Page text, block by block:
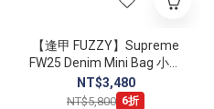
【逢甲 FUZZY】Supreme
FW25 Denim Mini Bag 小包
側背包 肩背包 FW25B6
NT$3,480
NT$5,800 6折